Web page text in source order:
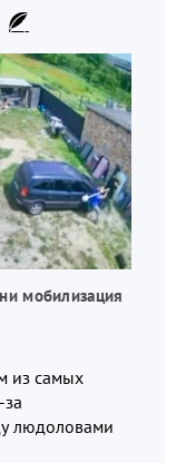
мобилизация
из самых
людоловами